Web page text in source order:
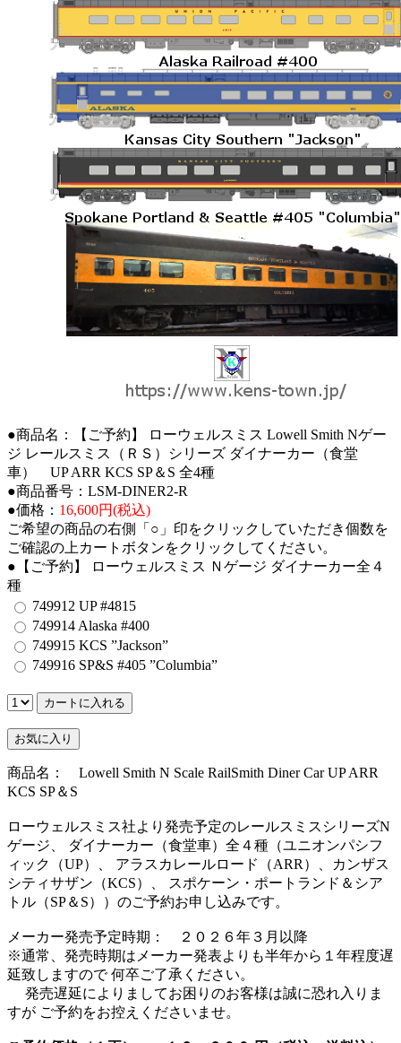
●商品名：【ご予約】 ローウェルスミス Lowell Smith Nゲー
ジ レールスミス（ＲＳ）シリーズ ダイナーカー（食堂
車） UP ARR KCS SP＆S 全4種
●商品番号：LSM-DINER2-R
●価格： 16,600円(税込)
ご希望の商品の右側「○」印をクリックしていただき個数を
ご確認の上カートボタンをクリックしてください。
●【ご予約】 ローウェルスミス Ｎゲージ ダイナーカー全４
種
749912 UP #4815
749914 Alaska #400
749915 KCS ”Jackson”
749916 SP&S #405 ”Columbia”
商品名： Lowell Smith N Scale RailSmith Diner Car UP ARR
KCS SP＆S
ローウェルスミス社より発売予定のレールスミスシリーズN
ゲージ、 ダイナーカー（食堂車）全４種（ユニオンパシフ
ィック（UP）、 アラスカレールロード（ARR）、カンザス
シティサザン（KCS）、 スポケーン・ポートランド＆シア
トル（SP＆S））のご予約お申し込みです。
メーカー発売予定時期： ２０２６年３月以降
※通常、発売時期はメーカー発表よりも半年から１年程度遅
延致しますので 何卒ご了承ください。
発売遅延によりましてお困りのお客様は誠に恐れ入りま
すが ご予約をお控えくださいませ。